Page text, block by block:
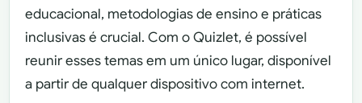
educacional, metodologias de ensino e práticas
inclusivas é crucial. Com o Quizlet, é possível
reunir esses temas em um único lugar, disponível
a partir de qualquer dispositivo com internet.